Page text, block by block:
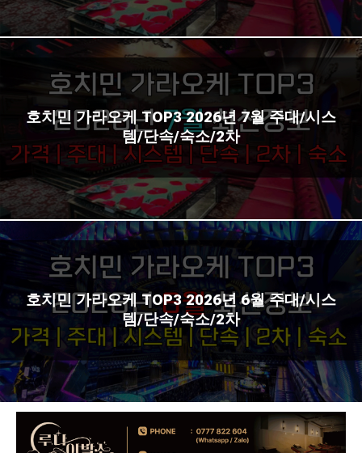
호치민 가라오케 TOP3 2026년 7월 주대/시스
템/단속/숙소/2차
호치민 가라오케 TOP3 2026년 6월 주대/시스
템/단속/숙소/2차